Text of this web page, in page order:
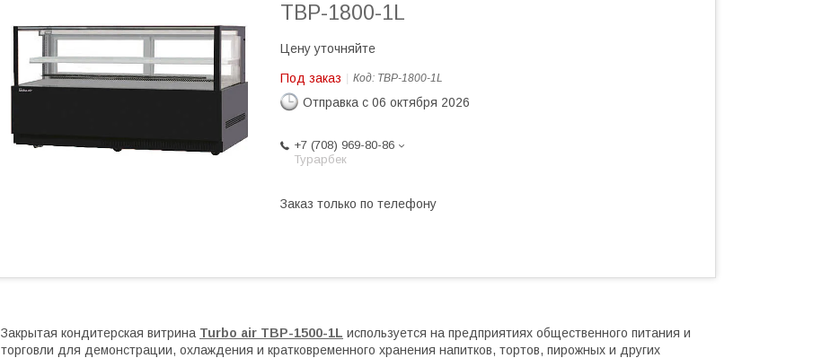
TBP-1800-1L
Цену уточняйте
Под заказ Код: TBP-1800-1L
Отправка с 06 октября 2026
+7 (708) 969-80-86
Турарбек
Заказ только по телефону
Закрытая кондитерская витрина Turbo air TBP-1500-1L используется на предприятиях общественного питания и
торговли для демонстрации, охлаждения и кратковременного хранения напитков, тортов, пирожных и других